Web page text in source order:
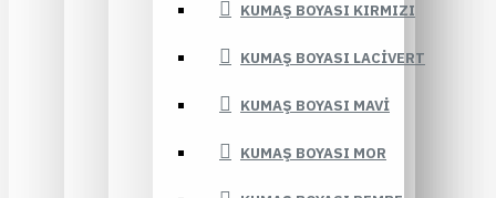
KUMAŞ BOYASI KIRMIZI
KUMAŞ BOYASI LACIVERT
KUMAŞ BOYASI MAVI
KUMAŞ BOYASI MOR